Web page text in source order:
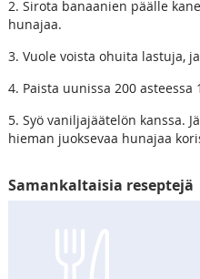
2. Sirota banaanien päälle
hunajaa.
3. Vuole voista ohuita lastuja,
4. Paista uunissa 200
5. Syö vaniljajäätelön kanssa.
hieman juoksevaa hunajaa
Samankaltaisia reseptejä